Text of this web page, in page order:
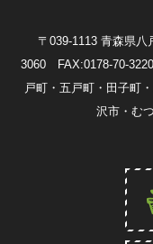
〒039-1113 青森県
3060 FAX:0178-70-3220
戸町・五戸町・田子町
沢市・む